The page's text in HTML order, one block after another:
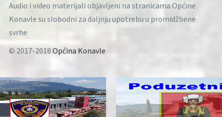
Audio i video materijali objavljeni na stranicama Općine
Konavle su slobodni za daljnju upotrebu u promidžbene
svrhe
© 2017-2018 Općina Konavle